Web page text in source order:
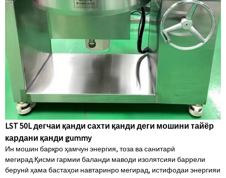
LST 50L дегчаи қанди сахти қанди деги мошини тайёр
кардани қанди gummy
Ин мошин барқро ҳамчун энергия, тоза ва санитарӣ
мегирад.Қисми гармии баланди маводи изолятсияи баррели
берунӣ ҳама бастаҳои навтаринро мегирад, истифодаи энергияи